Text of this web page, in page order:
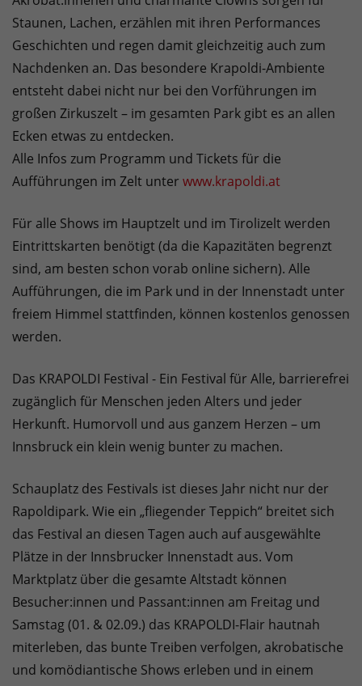
Staunen, Lachen, erzählen mit ihren Performances
Geschichten und regen damit gleichzeitig auch zum
Nachdenken an. Das besondere Krapoldi-Ambiente
entsteht dabei nicht nur bei den Vorführungen im
großen Zirkuszelt – im gesamten Park gibt es an allen
Ecken etwas zu entdecken.
Alle Infos zum Programm und Tickets für die
Aufführungen im Zelt unter www.krapoldi.at
Für alle Shows im Hauptzelt und im Tirolizelt werden
Eintrittskarten benötigt (da die Kapazitäten begrenzt
sind, am besten schon vorab online sichern). Alle
Aufführungen, die im Park und in der Innenstadt unter
freiem Himmel stattfinden, können kostenlos genossen
werden.
Das KRAPOLDI Festival - Ein Festival für Alle, barrierefrei
zugänglich für Menschen jeden Alters und jeder
Herkunft. Humorvoll und aus ganzem Herzen – um
Innsbruck ein klein wenig bunter zu machen.
Schauplatz des Festivals ist dieses Jahr nicht nur der
Rapoldipark. Wie ein „fliegender Teppich“ breitet sich
das Festival an diesen Tagen auch auf ausgewählte
Plätze in der Innsbrucker Innenstadt aus. Vom
Marktplatz über die gesamte Altstadt können
Besucher:innen und Passant:innen am Freitag und
Samstag (01. & 02.09.) das KRAPOLDI-Flair hautnah
miterleben, das bunte Treiben verfolgen, akrobatische
und komödiantische Shows erleben und in einem